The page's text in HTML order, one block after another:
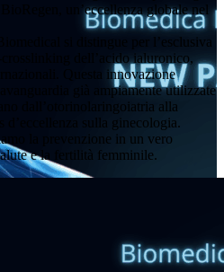
un’eccellenza globale nel
si distingue per l’esclusiva
dell’acido ialuronico,
Questa innovazione
già ampiamente utilizzate
dall’otorinolaringoiatria alla
d’eccellenza sulla ginecologia.
la prevenzione in un vero
e la fertilità femminile.